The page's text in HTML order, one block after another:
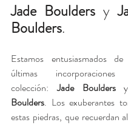
Jade Boulders y
Boulders.
Estamos entusiasmados
últimas
colección: Jade Boulders
Boulders. Los exuberantes
estas piedras, que recuerdan